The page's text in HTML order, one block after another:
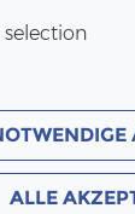
selection
ALLE